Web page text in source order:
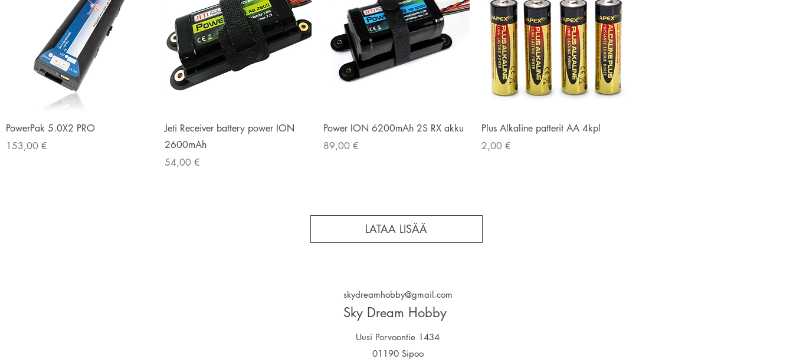
Pikakatselu
PowerPak 5.0X2 PRO
Hinta
153,00 €
Pikakatselu
Jeti Receiver battery power ION
2600mAh
Hinta
54,00 €
Pikakatselu
Power ION 6200mAh 2S RX akku
Hinta
89,00 €
Pikakatselu
Plus Alkaline patterit AA 4kpl
Hinta
2,00 €
LATAA LISÄÄ
skydreamhobby@gmail.com
Sky Dream Hobby
Uusi Porvoontie 1434
01190 Sipoo